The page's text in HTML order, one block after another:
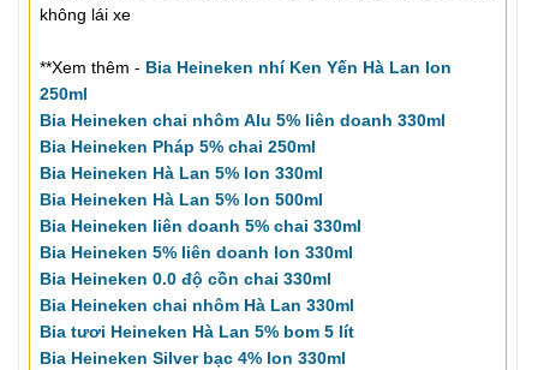
không lái xe
**Xem thêm - Bia Heineken nhí Ken Yến Hà Lan lon
250ml
Bia Heineken chai nhôm Alu 5% liên doanh 330ml
Bia Heineken Pháp 5% chai 250ml
Bia Heineken Hà Lan 5% lon 330ml
Bia Heineken Hà Lan 5% lon 500ml
Bia Heineken liên doanh 5% chai 330ml
Bia Heineken 5% liên doanh lon 330ml
Bia Heineken 0.0 độ cồn chai 330ml
Bia Heineken chai nhôm Hà Lan 330ml
Bia tươi Heineken Hà Lan 5% bom 5 lít
Bia Heineken Silver bạc 4% lon 330ml